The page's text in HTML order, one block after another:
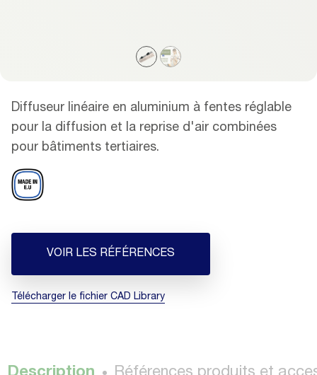
Diffuseur linéaire en aluminium à fentes réglable
pour la diffusion et la reprise d'air combinées
pour bâtiments tertiaires.
VOIR LES RÉFÉRENCES
Télécharger le fichier CAD Library